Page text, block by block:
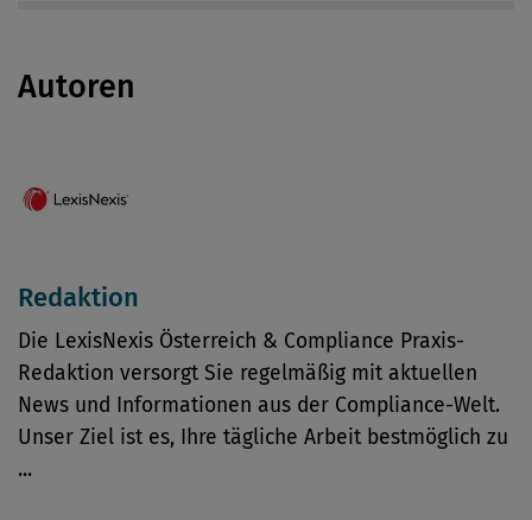
Autoren
Redaktion
Die LexisNexis Österreich & Compliance Praxis-
Redaktion versorgt Sie regelmäßig mit aktuellen
News und Informationen aus der Compliance-Welt.
Unser Ziel ist es, Ihre tägliche Arbeit bestmöglich zu
...